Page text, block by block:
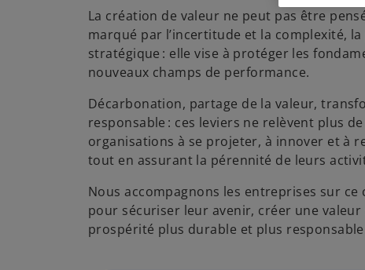
La création de valeur ne peut pas être
marqué par l’incertitude et la complexité,
stratégique : elle vise à protéger les
nouveaux champs de performance.​
Décarbonation, partage de la valeur,
responsable : ces leviers ne relèvent plus
organisations à se projeter, à innover et à
tout en assurant la pérennité de leurs
Nous accompagnons les entreprises sur
pour sécuriser leur avenir, créer une
prospérité plus durable et plus